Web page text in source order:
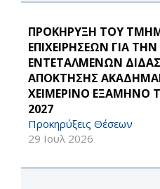
ΠΡΟΚΗΡΥΞΗ ΤΟΥ
ΕΠΙΧΕΙΡΗΣΕΩΝ ΓΙΑ
ΕΝΤΕΤΑΛΜΕΝΩΝ
ΑΠΟΚΤΗΣΗΣ
ΧΕΙΜΕΡΙΝΟ ΕΞΑΜΗΝΟ
2027
Προκηρύξεις Θέσεων
29 Ιουλ 2026